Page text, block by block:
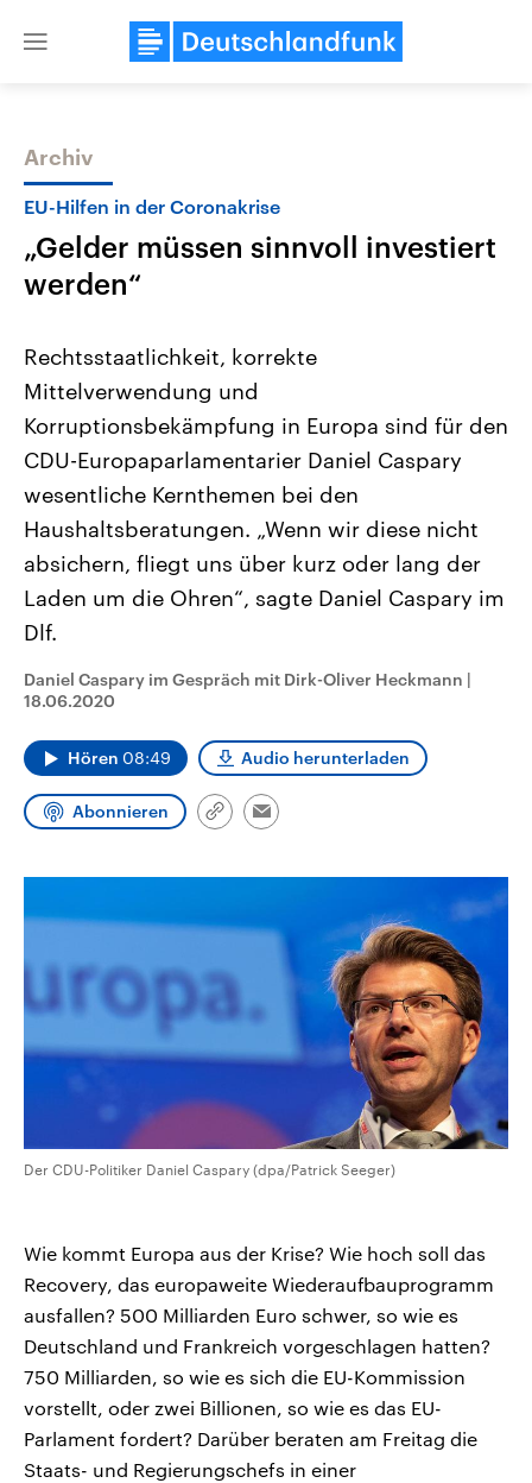
Close
Themen
Landtagswahl Sachsen-Anhalt
2026
Alle Informationen
Sachsen-Anhalt wählt am 6.
September 2026 einen neuen
Landtag. Seit 2021 wird das
Bundesland von einer Koalition aus
CDU, SPD und FDP regiert.-
Umfragen, Prognosen,
Wahlprogramme, aktuelle Berichte
und Hintergründe zu den Parteien
und Kandidaten der anstehenden
Wahl.
Aktuelle Beiträge,
Hintergründe
Wirtschaftlich und
gehören die Vereinigten
den mächtigsten Ländern
mit großem Einfluss auf
Sendungen Programm Podcasts
Archiv
EU-Hilfen in der Coronakrise
„Gelder müssen sinnvoll investiert
werden“
Rechtsstaatlichkeit, korrekte
Mittelverwendung und
Korruptionsbekämpfung in Europa sind für den
CDU-Europaparlamentarier Daniel Caspary
wesentliche Kernthemen bei den
Haushaltsberatungen. „Wenn wir diese nicht
absichern, fliegt uns über kurz oder lang der
Laden um die Ohren“, sagte Daniel Caspary im
Dlf.
Daniel Caspary im Gespräch mit Dirk-Oliver Heckmann |
18.06.2020
Hören 08:49 Audio herunterladen
Abonnieren
Link
Email
Der CDU-Politiker Daniel Caspary (dpa/Patrick Seeger)
Wie kommt Europa aus der Krise? Wie hoch soll das
Recovery, das europaweite Wiederaufbauprogramm
ausfallen? 500 Milliarden Euro schwer, so wie es
Deutschland und Frankreich vorgeschlagen hatten?
750 Milliarden, so wie es sich die EU-Kommission
vorstellt, oder zwei Billionen, so wie es das EU-
Parlament fordert? Darüber beraten am Freitag die
Staats- und Regierungschefs in einer